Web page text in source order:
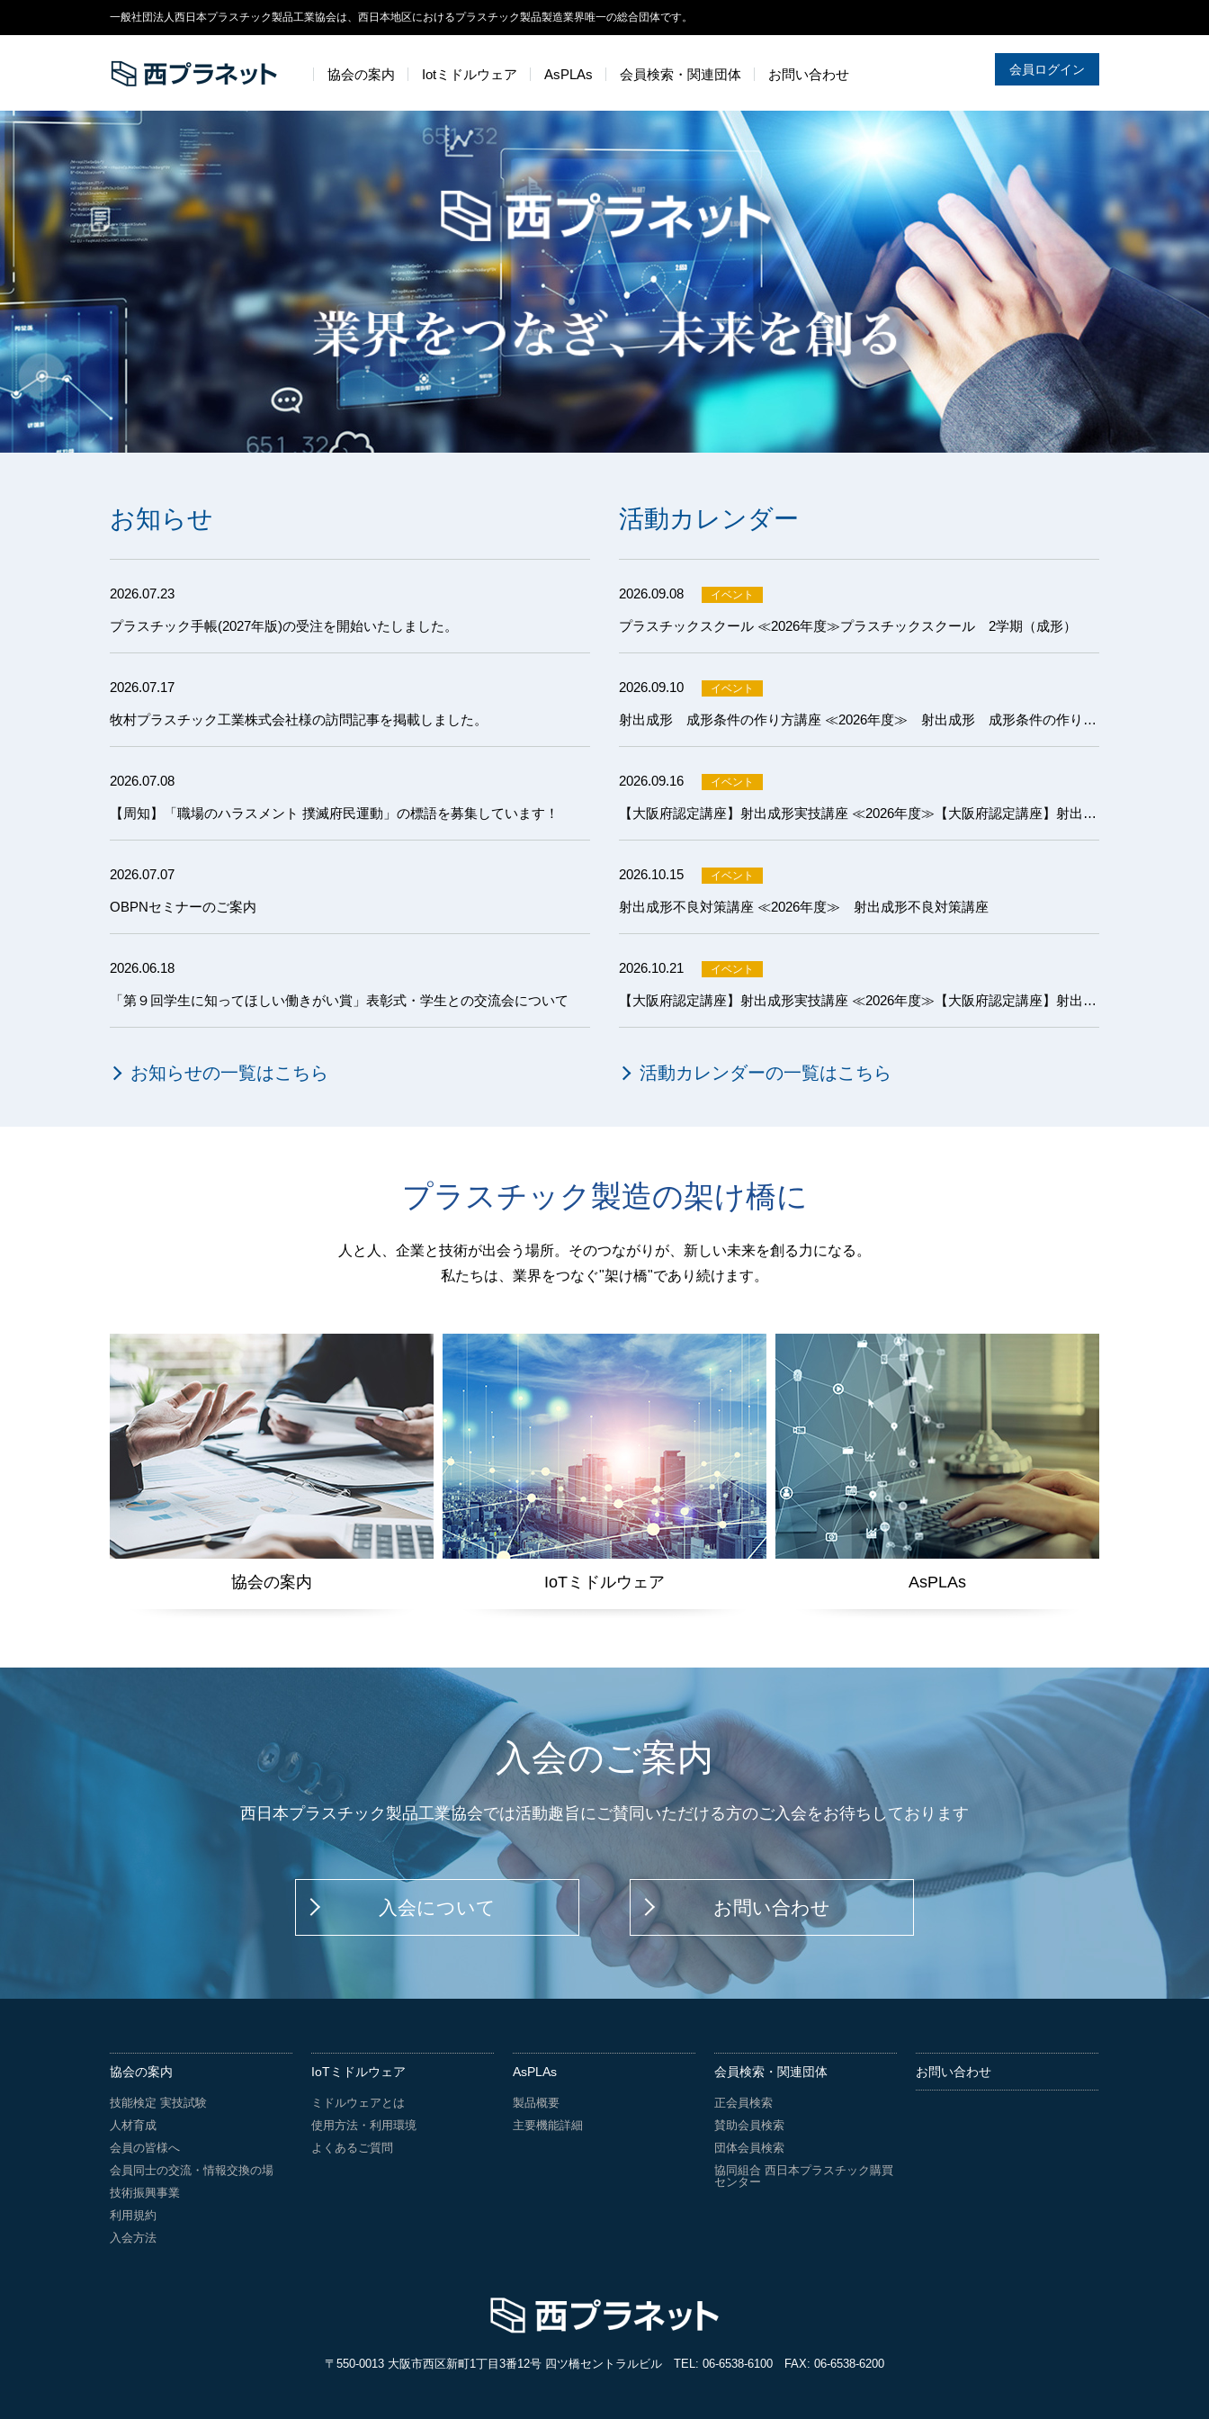
一般社団法人西日本プラスチック製品工業協会は、西日本地区におけるプラスチック製品製造業界唯一の総合団体です。
協会の案内 Iotミドルウェア AsPLAs 会員検索・関連団体 お問い合わせ 会員ログイン
お知らせ
2026.07.23
プラスチック手帳(2027年版)の受注を開始いたしました。
2026.07.17
牧村プラスチック工業株式会社様の訪問記事を掲載しました。
2026.07.08
【周知】「職場のハラスメント 撲滅府民運動」の標語を募集しています！
2026.07.07
OBPNセミナーのご案内
2026.06.18
「第９回学生に知ってほしい働きがい賞」表彰式・学生との交流会について
お知らせの一覧はこちら
活動カレンダー
2026.09.08
プラスチックスクール ≪2026年度≫プラスチックスクール 2学期（成形）
2026.09.10
射出成形 成形条件の作り方講座 ≪2026年度≫ 射出成形 成形条件の作り方講座
2026.09.16
【大阪府認定講座】射出成形実技講座 ≪2026年度≫【大阪府認定講座】射出成形実技講座 基礎コース
2026.10.15
射出成形不良対策講座 ≪2026年度≫ 射出成形不良対策講座
2026.10.21
【大阪府認定講座】射出成形実技講座 ≪2026年度≫【大阪府認定講座】射出成形実技講座 初級コース
活動カレンダーの一覧はこちら
プラスチック製造の架け橋に
人と人、企業と技術が出会う場所。そのつながりが、新しい未来を創る力になる。
私たちは、業界をつなぐ"架け橋"であり続けます。
協会の案内 IoTミドルウェア AsPLAs
入会のご案内
西日本プラスチック製品工業協会では活動趣旨にご賛同いただける方のご入会をお待ちしております
入会について お問い合わせ
協会の案内
技能検定 実技試験
人材育成
会員の皆様へ
会員同士の交流・情報交換の場
技術振興事業
利用規約
入会方法
IoTミドルウェア
ミドルウェアとは
使用方法・利用環境
よくあるご質問
AsPLAs
製品概要
主要機能詳細
会員検索・関連団体
正会員検索
賛助会員検索
団体会員検索
協同組合 西日本プラスチック購買
センター
お問い合わせ
〒550-0013 大阪市西区新町1丁目3番12号 四ツ橋セントラルビル TEL: 06-6538-6100 FAX: 06-6538-6200